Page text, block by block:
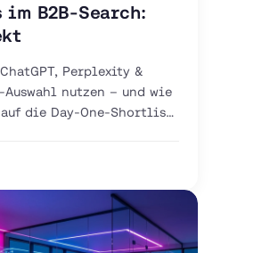
B2B-Search:
Perplexity &
nutzen – und wie
auf die Day-One-Shortlist